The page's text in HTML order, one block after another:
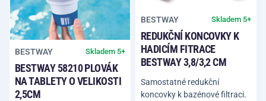
BESTWAY Skladem 5+
BESTWAY 58210 PLOVÁK
NA TABLETY O VELIKOSTI
2,5CM
BESTWAY Skladem 5+
REDUKČNÍ KONCOVKY K
HADICÍM FITRACE
BESTWAY 3,8/3,2 CM
Samostatné redukční
koncovky k bazénové filtraci.